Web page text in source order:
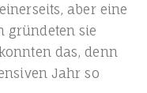
aber eine
grün­de­ten sie
das, denn
Jahr so